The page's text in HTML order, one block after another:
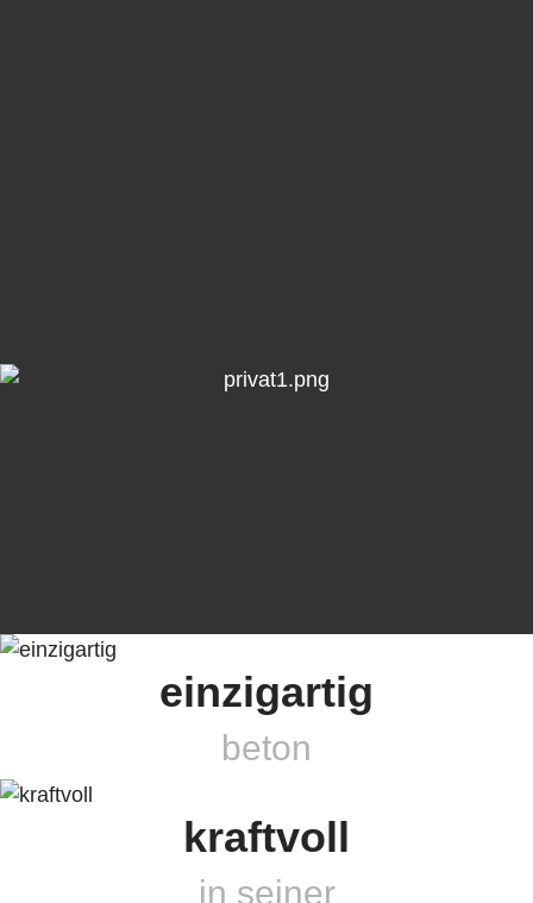
einzigartig
beton
kraftvoll
in seiner